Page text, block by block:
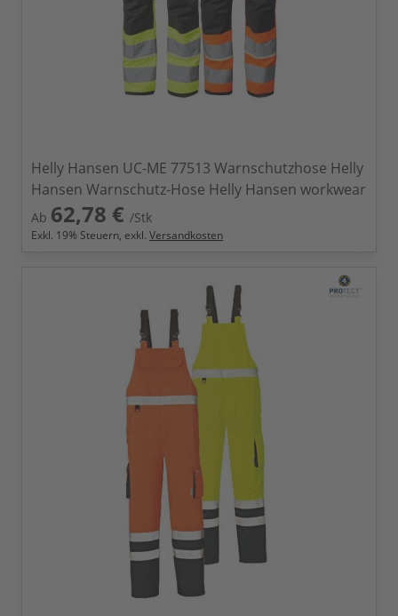
Helly Hansen UC-ME 77513 Warnschutzhose Helly
Hansen Warnschutz-Hose Helly Hansen workwear
Ab 62,78 € /Stk
Exkl. 19% Steuern, exkl. Versandkosten